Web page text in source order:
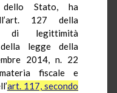
dello Stato, ha
127 della
di legittimità
legge della
2014, n. 22
fiscale e
art. 117, secondo